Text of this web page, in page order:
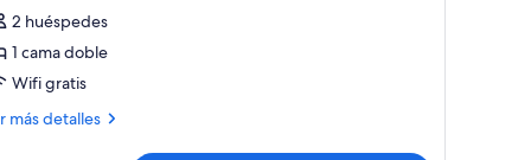
2 huéspedes
1 cama doble
Wifi gratis
más detalles